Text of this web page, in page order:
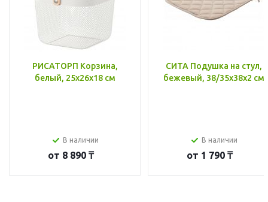
РИСАТОРП Корзина,
белый, 25x26x18 см
В наличии
от 8 890 ₸
СИТА Подушка на стул,
бежевый, 38/35x38x2 см
В наличии
от 1 790 ₸